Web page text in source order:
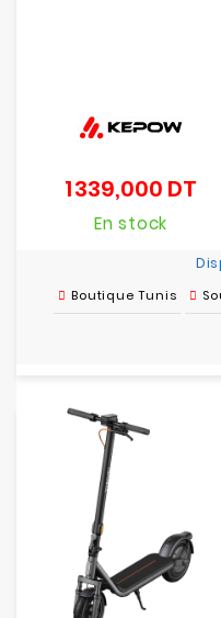
1 339,000 DT
En stock
Boutique Tunis